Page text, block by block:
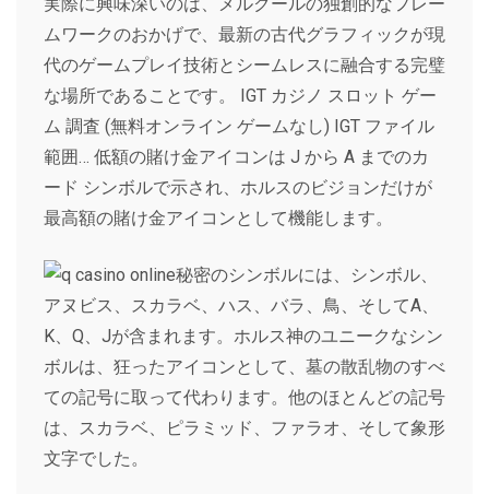
ムワークのおかげで、最新の古代グラフィックが現
代のゲームプレイ技術とシームレスに融合する完璧
な場所であることです。 IGT カジノ スロット ゲー
ム 調査 (無料オンライン ゲームなし) IGT ファイル
範囲… 低額の賭け金アイコンは J から A までのカ
ード シンボルで示され、ホルスのビジョンだけが
最高額の賭け金アイコンとして機能します。
秘密のシンボルには、シンボル、
アヌビス、スカラベ、ハス、バラ、鳥、そしてA、
K、Q、Jが含まれます。ホルス神のユニークなシン
ボルは、狂ったアイコンとして、墓の散乱物のすべ
ての記号に取って代わります。他のほとんどの記号
は、スカラベ、ピラミッド、ファラオ、そして象形
文字でした。